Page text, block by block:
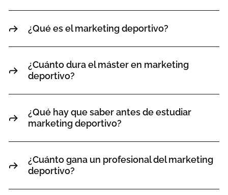
¿Qué es el marketing deportivo?
¿Cuánto dura el máster en marketing
deportivo?
¿Qué hay que saber antes de estudiar
marketing deportivo?
¿Cuánto gana un profesional del marketing
deportivo?